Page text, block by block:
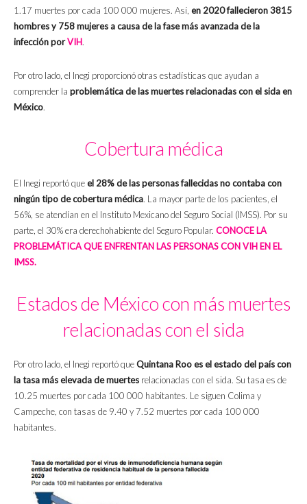
1.17 muertes por cada 100 000 mujeres. Así, en 2020 fallecieron 3815
hombres y 758 mujeres a causa de la fase más avanzada de la
infección porVIH.
Por otro lado, el Inegi proporcionó otras estadísticas que ayudan a
comprender la problemática de las muertes relacionadas con el sida en
México.
Cobertura médica
El Inegi reportó queel 28% de las personas fallecidas no contaba con
ningún tipo de cobertura médica. La mayor parte de los pacientes, el
56%, se atendían en el Instituto Mexicano del Seguro Social (IMSS). Por su
parte, el 30% era derechohabiente del Seguro Popular. CONOCE LA
PROBLEMÁTICA QUE ENFRENTAN LAS PERSONAS CON VIH EN EL
IMSS.
Estados de México con más muertes
relacionadas con el sida
Por otro lado, el Inegi reportó queQuintana Roo es el estado del país con
la tasa más elevada de muertes relacionadas con el sida. Su tasa es de
10.25 muertes por cada 100 000 habitantes. Le siguen Colima y
Campeche, con tasas de 9.40 y 7.52 muertes por cada 100 000
habitantes.